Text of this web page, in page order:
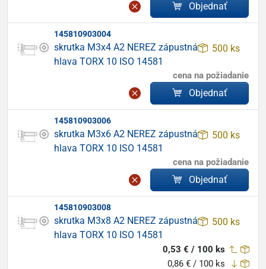
Objednať
145810903004
skrutka M3x4 A2 NEREZ zápustná
hlava TORX 10 ISO 14581
500 ks
cena na požiadanie
Objednať
145810903006
skrutka M3x6 A2 NEREZ zápustná
hlava TORX 10 ISO 14581
500 ks
cena na požiadanie
Objednať
145810903008
skrutka M3x8 A2 NEREZ zápustná
hlava TORX 10 ISO 14581
500 ks
0,53 € / 100 ks
0,86 € / 100 ks